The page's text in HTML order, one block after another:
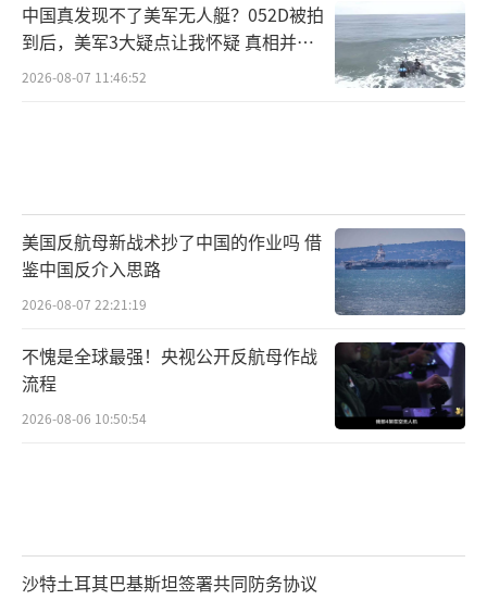
中国真发现不了美军无人艇？052D被拍
到后，美军3大疑点让我怀疑 真相并非
如此
2026-08-07 11:46:52
美国反航母新战术抄了中国的作业吗 借
鉴中国反介入思路
2026-08-07 22:21:19
不愧是全球最强！央视公开反航母作战
流程
2026-08-06 10:50:54
沙特土耳其巴基斯坦签署共同防务协议